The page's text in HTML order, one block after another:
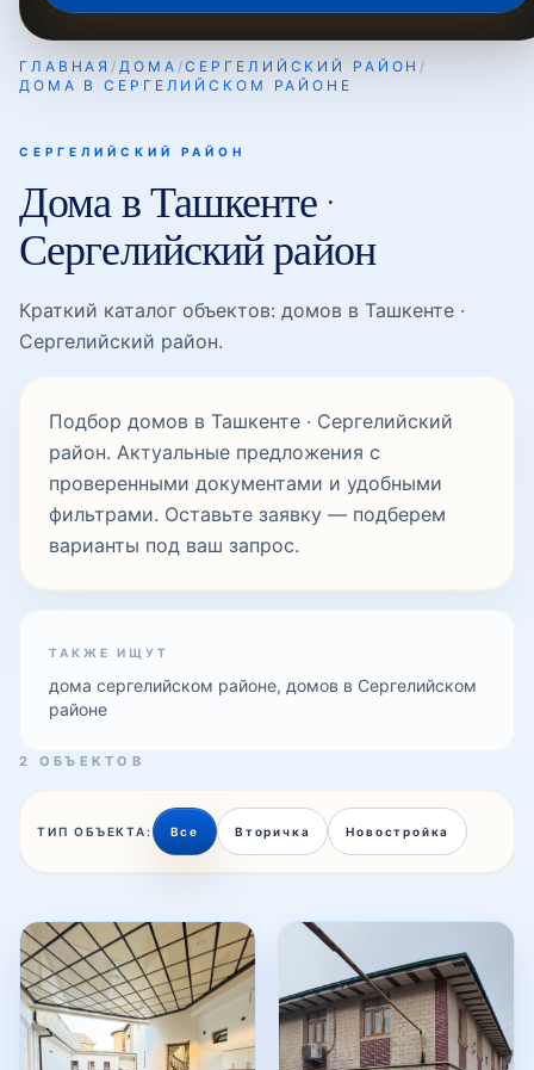
Обихаёт
Сергели-2
Сергели-3
Сергели-5
Сергели-8
ГЛАВНАЯ /ДОМА /СЕРГЕЛИЙСКИЙ РАЙОН /
ДОМА В СЕРГЕЛИЙСКОМ РАЙОНЕ
СЕРГЕЛИЙСКИЙ РАЙОН
Дома в Ташкенте ·
Сергелийский район
Краткий каталог объектов: домов в Ташкенте ·
Сергелийский район.
Подбор домов в Ташкенте · Сергелийский
район. Актуальные предложения с
проверенными документами и удобными
фильтрами. Оставьте заявку — подберем
варианты под ваш запрос.
ТАКЖЕ ИЩУТ
дома сергелийском районе, домов в Сергелийском
районе
2 ОБЪЕКТОВ
ТИП ОБЪЕКТА: Все Вторичка Новостройка